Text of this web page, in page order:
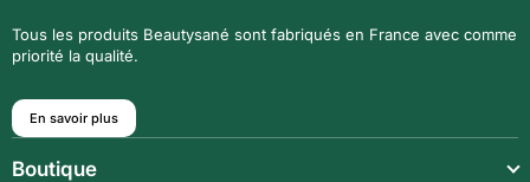
Tous les produits Beautysané sont fabriqués en France avec comme
priorité la qualité.
En savoir plus
Boutique